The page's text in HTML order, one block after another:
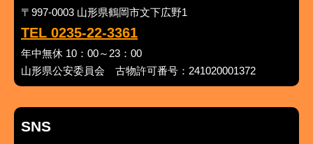
〒997-0003 山形県鶴岡市文下広野1
TEL 0235-22-3361
年中無休 10：00～23：00
山形県公安委員会 古物許可番号：241020001372
SNS